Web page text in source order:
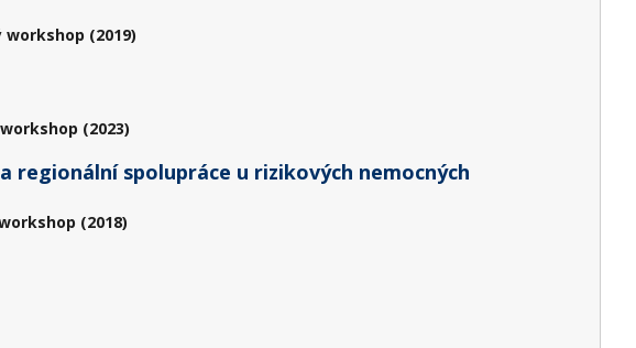
(2019)
(2023)
spolupráce u rizikových nemocných
(2018)